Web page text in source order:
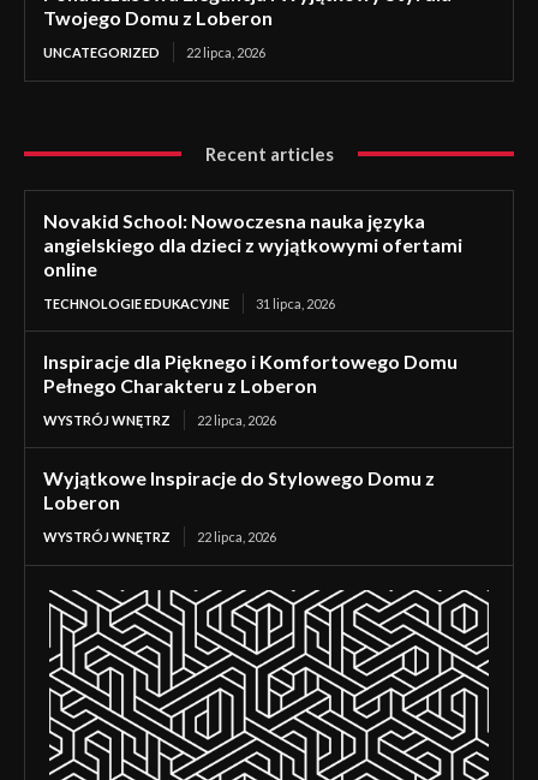
Twojego Domu z Loberon
UNCATEGORIZED 22 lipca, 2026
Recent articles
Novakid School: Nowoczesna nauka języka
angielskiego dla dzieci z wyjątkowymi ofertami
online
TECHNOLOGIE EDUKACYJNE 31 lipca, 2026
Inspiracje dla Pięknego i Komfortowego Domu
Pełnego Charakteru z Loberon
WYSTRÓJ WNĘTRZ 22 lipca, 2026
Wyjątkowe Inspiracje do Stylowego Domu z
Loberon
WYSTRÓJ WNĘTRZ 22 lipca, 2026